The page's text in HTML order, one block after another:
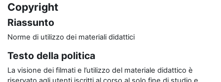
Copyright
Riassunto
Norme di utilizzo dei materiali didattici
Testo della politica
La visione dei filmati e l’utilizzo del materiale didattico è